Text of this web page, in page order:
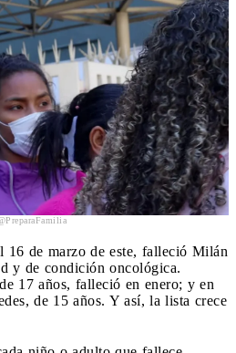
16 de marzo de este, falleció Milán
y de condición oncológica.
17 años, falleció en enero; y en
de 15 años. Y así, la lista crece